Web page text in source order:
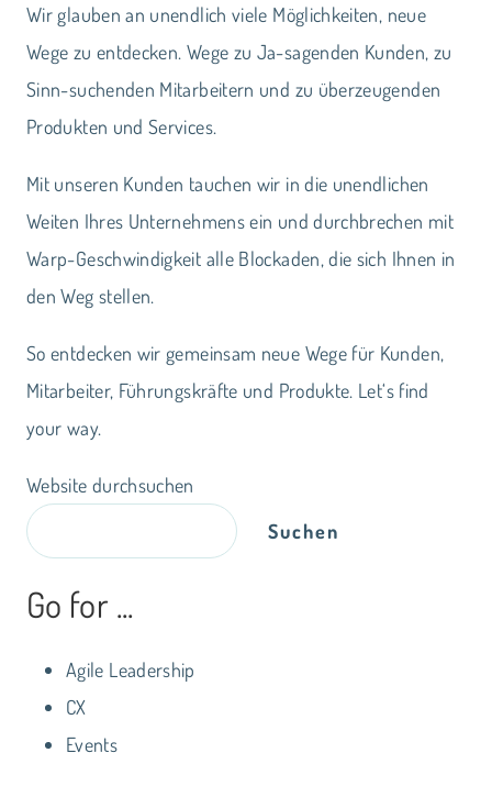
Wir glauben an unendlich viele Möglichkeiten, neue
Wege zu entdecken. Wege zu Ja-sagenden Kunden, zu
Sinn-suchenden Mitarbeitern und zu überzeugenden
Produkten und Services.
Mit unseren Kunden tauchen wir in die unendlichen
Weiten Ihres Unternehmens ein und durchbrechen mit
Warp-Geschwindigkeit alle Blockaden, die sich Ihnen in
den Weg stellen.
So entdecken wir gemeinsam neue Wege für Kunden,
Mitarbeiter, Führungskräfte und Produkte. Let‘s find
your way.
Website durchsuchen
Suchen
Go for ...
Agile Leadership
CX
Events